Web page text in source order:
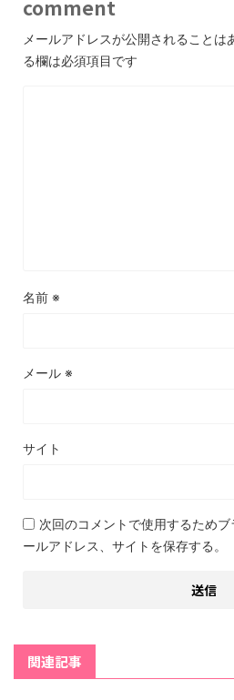
comment
メールアドレスが公開されることは
る欄は必須項目です
名前 ※
メール ※
サイト
次回のコメントで使用するため
ールアドレス、サイトを保存する。
関連記事